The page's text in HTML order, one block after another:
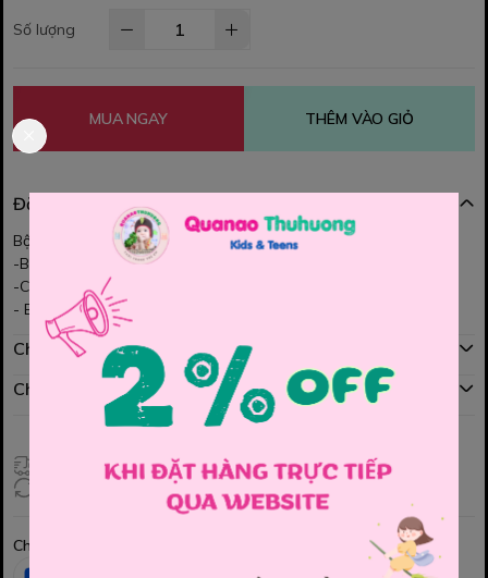
Số lượng
MUA NGAY THÊM VÀO GIỎ
Đặc điểm nổi bật
Bộ váy Babala thun cho bé gái.
-Bộ chất thun cá sâu mềm nhẹ, siêu xinh.
-Cả set chất đẹp quá ạ, bé mặc rất thoải mái ạ.
- Bé iu mặc rất cá tính mà còn rất phong cách năng động nữa ạ
Chính sách mua hàng
Chính sách đổi hàng
Giao hàng toàn quốc
Đổi hàng 3 ngày (HCM), 7 ngày (Tỉnh)
Chia sẻ